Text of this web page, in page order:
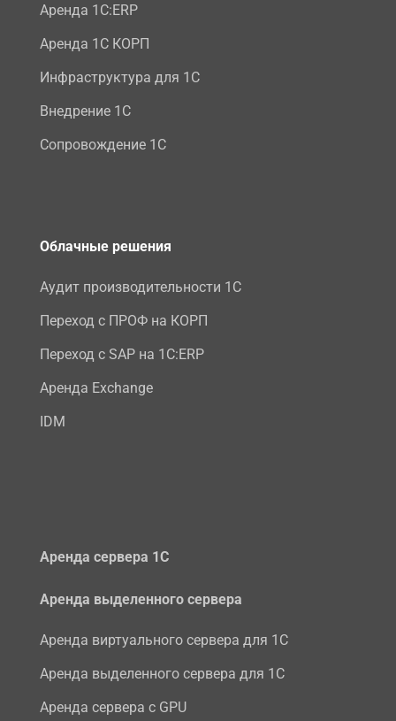
Аренда 1С:ERP
Аренда 1С КОРП
Инфраструктура для 1С
Внедрение 1С
Сопровождение 1С
Облачные решения
Аудит производительности 1С
Переход с ПРОФ на КОРП
Переход с SAP на 1С:ERP
Аренда Exchange
IDM
Аренда сервера 1С
Аренда выделенного сервера
Аренда виртуального сервера для 1С
Аренда выделенного сервера для 1С
Аренда сервера с GPU